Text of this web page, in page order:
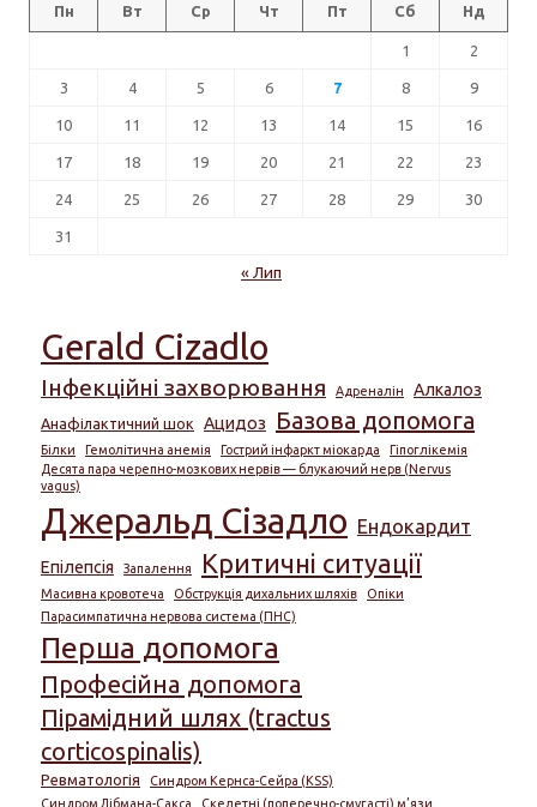
Пн Вт Ср Чт Пт Сб Нд
1 2
3 4 5 6 7 8 9
10 11 12 13 14 15 16
17 18 19 20 21 22 23
24 25 26 27 28 29 30
31
« Лип
Gerald Cizadlo
Інфекційні захворювання Адреналін Алкалоз
Анафілактичний шок Ацидоз Базова допомога
Білки Гемолітична анемія Гострий інфаркт міокарда
Гіпоглікемія
Десята пара черепно-мозкових нервів — блукаючий нерв (Nervus
vagus)
Джеральд Сізадло Ендокардит
Епілепсія Запалення Критичні ситуації
Масивна кровотеча Обструкція дихальних шляхів
Опіки
Парасимпатична нервова система (ПНС)
Перша допомога
Професійна допомога
Пірамідний шлях (tractus
corticospinalis)
Ревматологія
Синдром Кернса-Сейра (KSS)
Синдром Лібмана-Сакса
Скелетні (поперечно-смугасті) м’язи